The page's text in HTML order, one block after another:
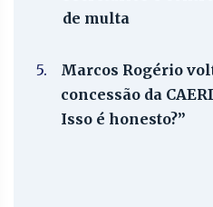
de multa
5.
Marcos Rogério
concessão da
Isso é honesto?”